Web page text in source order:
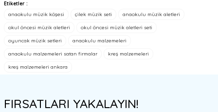
Bu ürünün fiyat bilgisi, resim, ürün açıklamalarında ve diğer
konularda yetersiz gördüğünüz noktaları öneri formunu kullanarak
tarafımıza iletebilirsiniz.
Ürün fiyatı diğer sitelerden daha pahalı.
Etiketler :
anaokulu müzik köşesi
çilek müzik seti anaokulu müzik aletleri
okul öncesi müzik aletleri okul öncesi müzik aletleri seti
oyuncak müzik setleri anaokulu malzemeleri
anaokulu malzemeleri satan firmalar kreş malzemeleri
kreş malzemeleri ankara
FIRSATLARI YAKALAYIN!